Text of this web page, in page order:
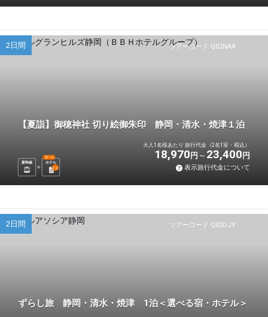
ツアーコード Q02NAA
2日間
【夏詣】御穂神社 切り絵御朱印 静岡・清水・焼津１泊
新幹線 ホテル
選べる
1 泊
大人1名様あたり 旅行代金（2名1室・税込）
18,970 円 23,400 円
表示旅行代金について
ツアーコード Q02OJY
2日間
ずらし旅 静岡・清水・焼津 1泊＜選べる宿・ホテル＞